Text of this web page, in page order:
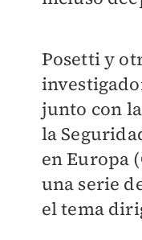
Posetti y
junto con
la
en Europa
una serie
el tema